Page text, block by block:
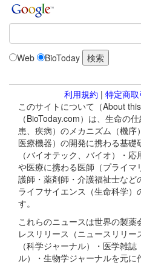
Web BioToday
利用規約 | 特定商
このサイトについて（About
（BioToday.com）は、生命の
患、疾病）のメカニズム（機序
医療機器）の開発に携わる基
（バイオテック、バイオ）・
や医療に携わる医師（プライ
護師・薬剤師・介護福祉士な
ライフサイエンス（生命科学）
す。
これらのニュースは世界の製
レスリリース（ニュースリリ
（科学ジャーナル）・医学雑
ル）・生物学ジャーナルを元に